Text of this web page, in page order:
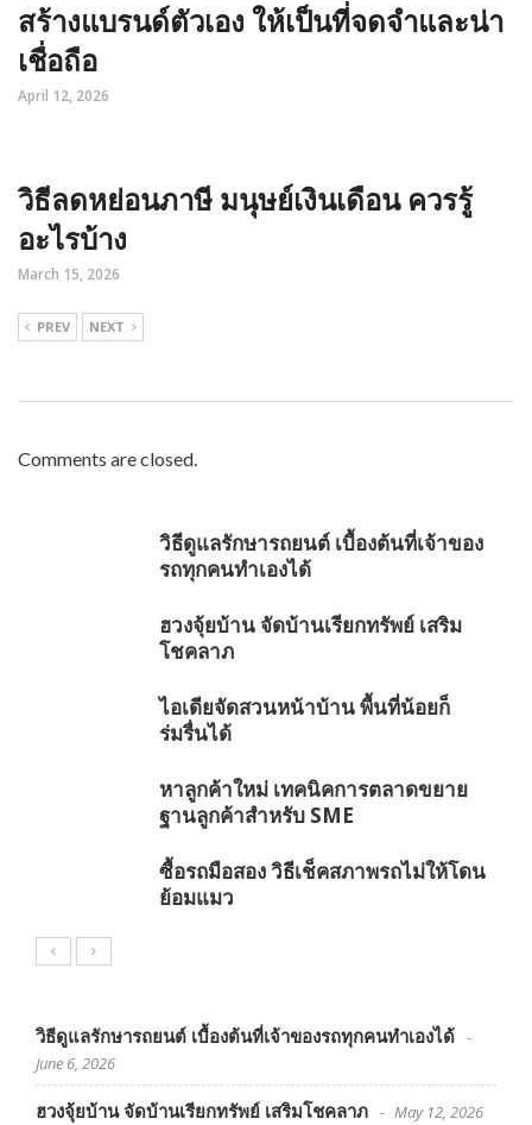
สร้างแบรนด์ตัวเอง ให้เป็นที่จดจำและน่า
เชื่อถือ
April 12, 2026
วิธีลดหย่อนภาษี มนุษย์เงินเดือน ควรรู้
อะไรบ้าง
March 15, 2026
PREV NEXT
Comments are closed.
วิธีดูแลรักษารถยนต์ เบื้องต้นที่เจ้าของ
รถทุกคนทำเองได้
ฮวงจุ้ยบ้าน จัดบ้านเรียกทรัพย์ เสริม
โชคลาภ
ไอเดียจัดสวนหน้าบ้าน พื้นที่น้อยก็
ร่มรื่นได้
หาลูกค้าใหม่ เทคนิคการตลาดขยาย
ฐานลูกค้าสำหรับ SME
ซื้อรถมือสอง วิธีเช็คสภาพรถไม่ให้โดน
ย้อมแมว
วิธีดูแลรักษารถยนต์ เบื้องต้นที่เจ้าของรถทุกคนทำเองได้
June 6, 2026
ฮวงจุ้ยบ้าน จัดบ้านเรียกทรัพย์ เสริมโชคลาภ May 12, 2026